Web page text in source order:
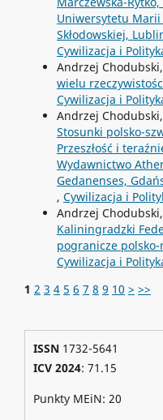
Uniwersytetu Marii
Skłodowskiej,
Cywilizacja i
Andrzej Chodubski,
wielu
Cywilizacja i
Andrzej Chodubski,
Stosunki polsko-
Przeszłość i
Wydawnictwo
Gedanenses,
, Cywilizacja i
Andrzej Chodubski,
Kaliningradzki
pogranicze polsko-
Cywilizacja i
1 2 3 4 5 6 7 8 9 10 > >>
ISSN1732-5641
ICV 2024: 71.15
Punkty MEiN: 20